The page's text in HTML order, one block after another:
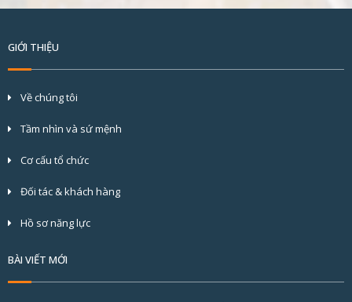
GIỚI THIỆU
Về chúng tôi
Tầm nhìn và sứ mệnh
Cơ cấu tổ chức
Đối tác & khách hàng
Hồ sơ năng lực
BÀI VIẾT MỚI